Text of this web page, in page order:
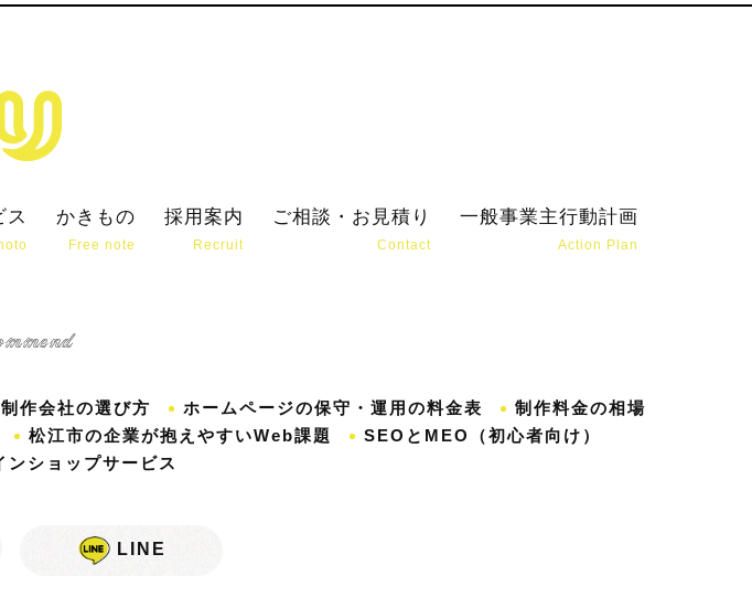
かきもの
Free note
採用案内
Recruit
ご相談・お見積り
Contact
一般事業主行動計画
Action Plan
制作会社の選び方 ホームページの保守・運用の料金表
制作料金の相場
松江市の企業が抱えやすいWeb課題
SEOとMEO（初心者向け）
ンショップサービス
LINE